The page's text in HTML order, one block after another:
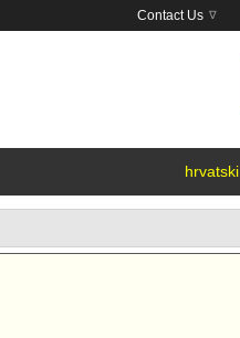
Contact Us
hrvatski